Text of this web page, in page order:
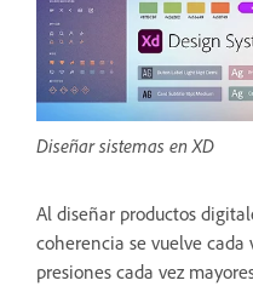
Diseñar sistemas en XD
Al diseñar productos
coherencia se vuelve cada
presiones cada vez